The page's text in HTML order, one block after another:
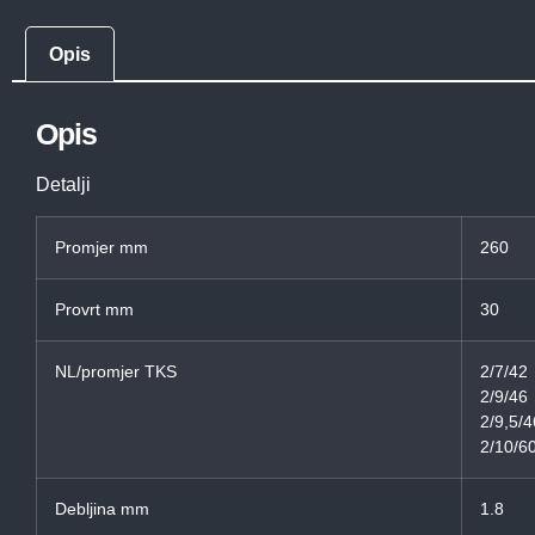
Opis
Opis
Detalji
Promjer mm 260
Provrt mm 30
NL/promjer TKS
2/7/42
2/9/46
2/9,5/
2/10/
Debljina mm 1.8